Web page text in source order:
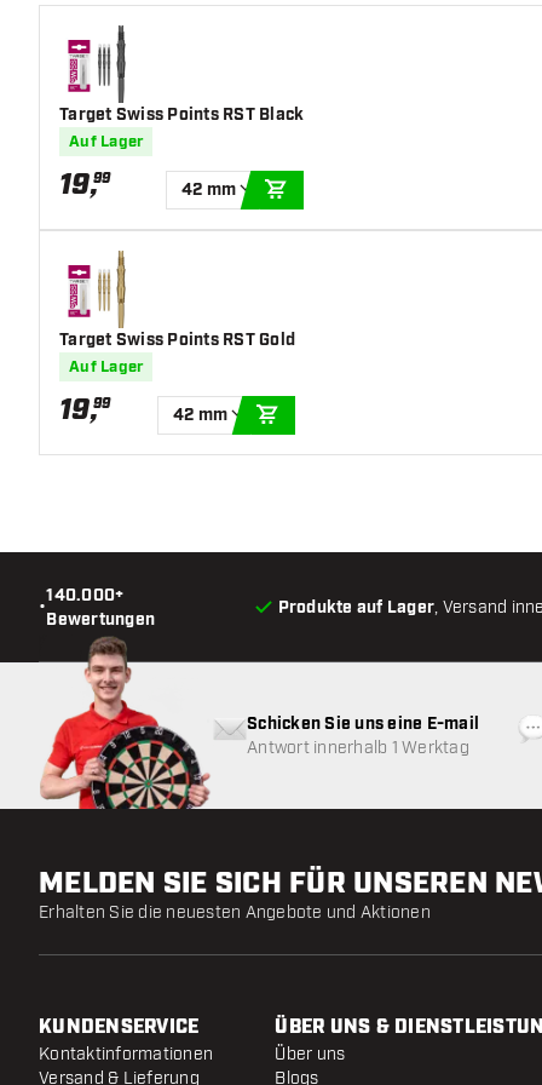
Hauptfarbe
Länge Dartspitzen
Target Swiss Points RST Black
Auf Lager
19,99
42 mm
Target Swiss Points RST Gold
Auf Lager
19,99
42 mm
•
140.000+
Bewertungen
Produkte auf Lager, Versand
Schicken Sie uns eine E-mail
Antwort innerhalb 1 Werktag
MELDEN SIE SICH FÜR UNSEREN
Erhalten Sie die neuesten Angebote und Aktionen
KUNDENSERVICE
Kontaktinformationen
Versand & Lieferung
ÜBER UNS &
Über uns
Blogs